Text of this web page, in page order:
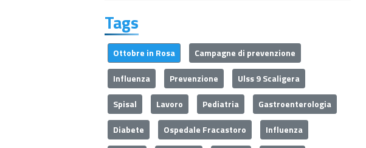
Tags
Ottobre in Rosa
Campagne di prevenzione
Influenza
Prevenzione
Ulss 9 Scaligera
Spisal
Lavoro Pediatria
Gastroenterologia
Diabete
Ospedale Fracastoro
Influenza